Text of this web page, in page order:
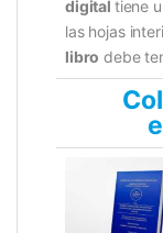
digital tiene
las hojas
libro debe